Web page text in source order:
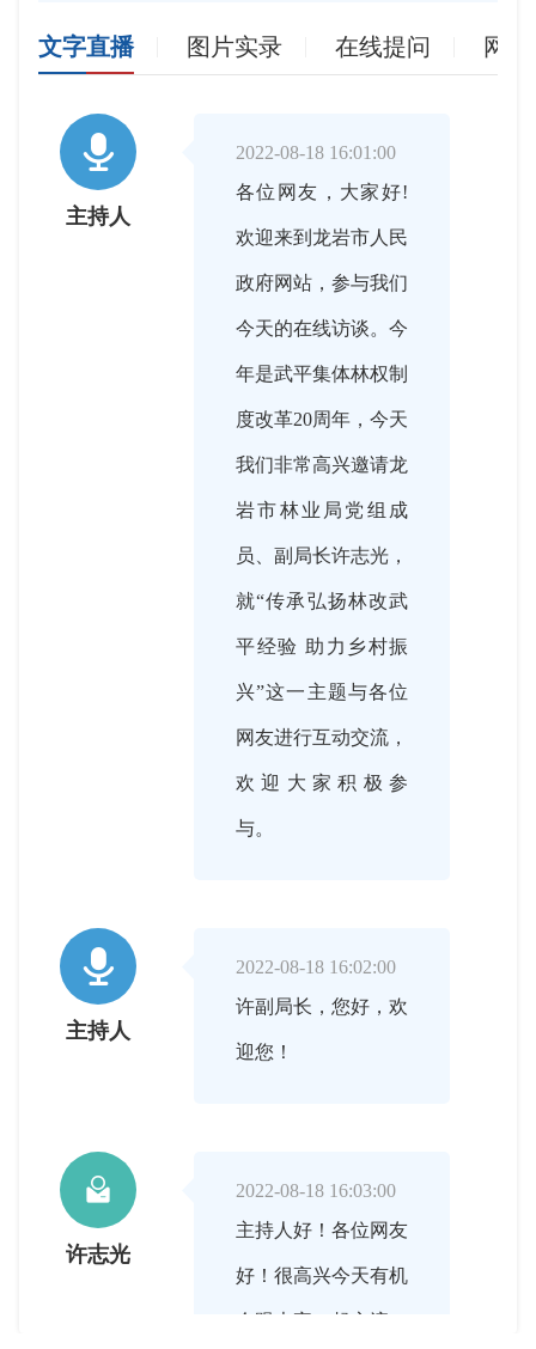
文字直播 图片实录 在线提问 网

主持人
2022-08-18 16:01:00
各位网友，大家好!
欢迎来到龙岩市人民
政府网站，参与我们
今天的在线访谈。今
年是武平集体林权制
度改革20周年，今天
我们非常高兴邀请龙
岩市林业局党组成
员、副局长许志光，
就“传承弘扬林改武
平经验 助力乡村振
兴”这一主题与各位
网友进行互动交流，
欢迎大家积极参
与。

主持人
2022-08-18 16:02:00
许副局长，您好，欢
迎您！

许志光
2022-08-18 16:03:00
主持人好！各位网友
好！很高兴今天有机
会跟大家一起交流，